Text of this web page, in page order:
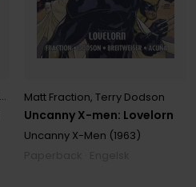
Uncanny X-men: Lovelorn
Matt Fraction,Terry Dodson
Uncanny X-Men (1963)